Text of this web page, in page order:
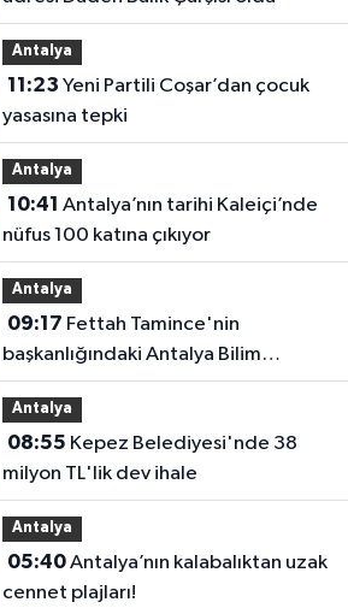
Antalya
11:23
yasasına tepki
Antalya
10:41
nüfus 100 katına çıkıyor
Antalya
09:17
başkanlığındaki Antalya Bilim
Üniversitesi'nde düzen değişti
Antalya
08:55
milyon TL'lik dev ihale
Antalya
05:40Antalya’nın kalabalıktan uzak
cennet plajları!